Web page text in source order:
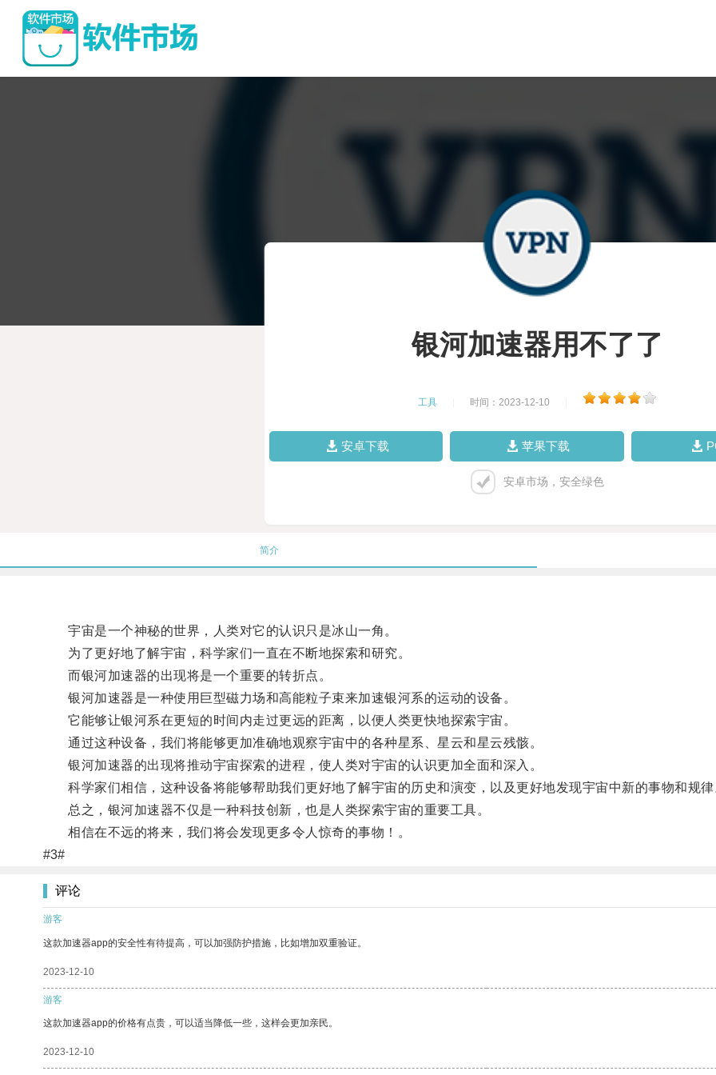
银河加速器用不了了
工具 时间：2023-12-10
安卓下载 苹果下载
安卓市场，安全绿色
简介
宇宙是一个神秘的世界，人类对它的认识只是冰山一角。
为了更好地了解宇宙，科学家们一直在不断地探索和研究。
而银河加速器的出现将是一个重要的转折点。
银河加速器是一种使用巨型磁力场和高能粒子束来加速银河系的运动的设备。
它能够让银河系在更短的时间内走过更远的距离，以便人类更快地探索宇宙。
通过这种设备，我们将能够更加准确地观察宇宙中的各种星系、星云和星云残骸。
银河加速器的出现将推动宇宙探索的进程，使人类对宇宙的认识更加全面和深入。
科学家们相信，这种设备将能够帮助我们更好地了解宇宙的历史和演变，以及更好地发现宇宙中新的事物和规律
总之，银河加速器不仅是一种科技创新，也是人类探索宇宙的重要工具。
相信在不远的将来，我们将会发现更多令人惊奇的事物！。
#3#
评论
游客
这款加速器app的安全性有待提高，可以加强防护措施，比如增加双重验证。
2023-12-10
游客
这款加速器app的价格有点贵，可以适当降低一些，这样会更加亲民。
2023-12-10